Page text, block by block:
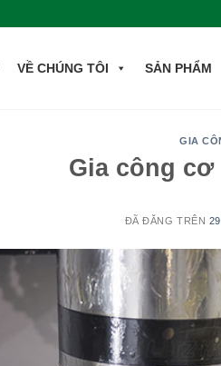
VỀ CHÚNG TÔI SẢN PHẨM
GIA
Gia công cơ
ĐÃ ĐĂNG TRÊN